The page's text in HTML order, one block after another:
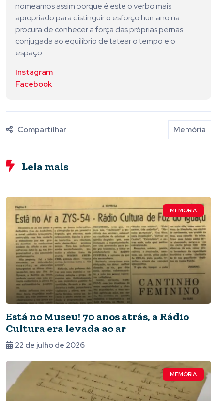
nomeamos assim porque é este o verbo mais
apropriado para distinguir o esforço humano na
procura de conhecer a força das próprias pernas
conjugada ao equilíbrio de tatear o tempo e o
espaço.
Instagram
Facebook
Compartilhar Memória
Leia mais
MEMÓRIA
Está no Museu! 70 anos atrás, a Rádio
Cultura era levada ao ar
22 de julho de 2026
MEMÓRIA